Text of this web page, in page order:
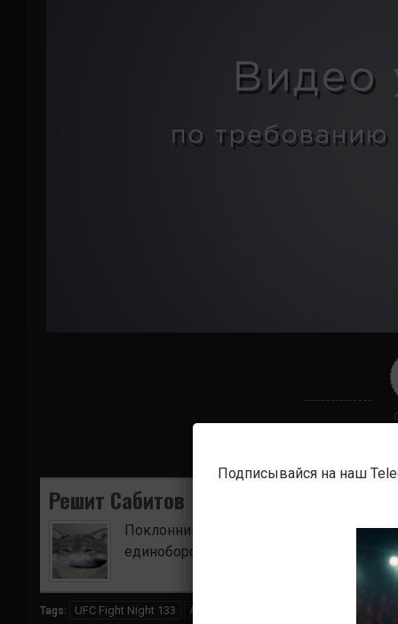
Решит Сабитов
Поклонник боевых искусств. Ищу для
единоборств.
Tags: UFC Fight Night 133 Алехандро Перес
Подписывайся на наш